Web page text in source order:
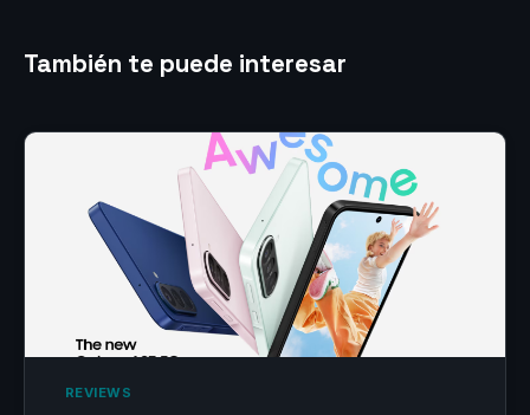
También te puede interesar
‎ REVIEWS‎